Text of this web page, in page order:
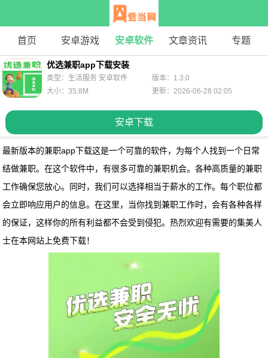
首页 安卓游戏 安卓软件 文章资讯 专题
优选兼职app下载安装
安卓下载
类型：生活服务 安卓软件
版本：1.3.0
大小：35.8M
更新：2026-06-28 02:05
最新版本的兼职app下载这是一个可靠的软件，为每个人找到一个日常
结做兼职。在这个软件中，有很多可靠的兼职机会。各种高质量的兼职
工作确保您放心。同时，我们可以选择相当于薪水的工作。每个职位都
会立即响应用户的信息。在这里，当你找到兼职工作时，会有各种各样
的保证，这样你的所有利益都不会受到侵犯。热烈欢迎有需要的集美人
士在本网站上免费下载！